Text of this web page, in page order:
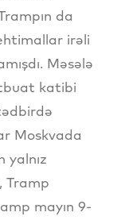
da
irəli
Məsələ
katibi
Moskvada
yalnız
Tramp
mayın 9-